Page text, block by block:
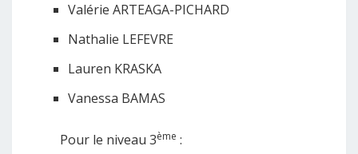
Valérie ARTEAGA-PICHARD
Nathalie LEFEVRE
Lauren KRASKA
Vanessa BAMAS
Pour le niveau 3ème :